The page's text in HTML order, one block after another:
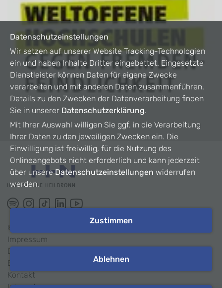
©
Impressum
Datenschutz
Barrierefreiheit
Kontakt
Datenschutzeinstellungen
Wir setzen auf unserer Website Tracking-Technologien
ein und haben Inhalte Dritter eingebettet. Eingesetzte
Dienstleister können Daten für eigene Zwecke
verarbeiten und mit anderen Daten zusammenführen.
Details zu den Zwecken der Datenverarbeitung finden
Sie in unserer Datenschutzerklärung.
Mit Ihrer Auswahl willigen Sie ggf. in die Verarbeitung
Ihrer Daten zu den jeweiligen Zwecken ein. Die
Einwilligung ist freiwillig, für die Nutzung des
Onlineangebots nicht erforderlich und kann jederzeit
über unsereDatenschutzeinstellungen widerrufen
werden.
Zustimmen
Ablehnen